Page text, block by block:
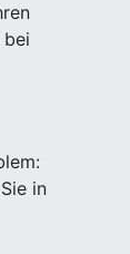
bei
in